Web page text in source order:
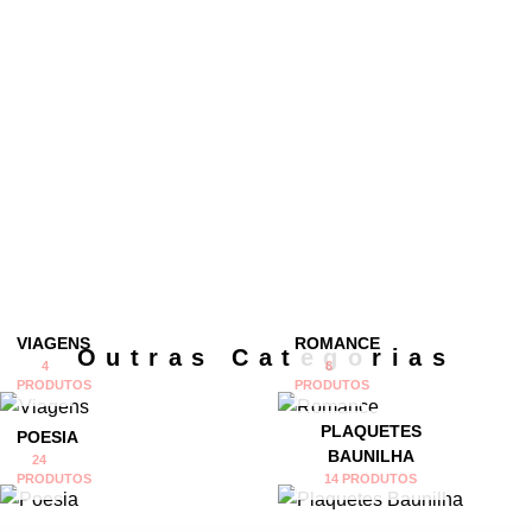
Outras Categorias
VIAGENS
4
PRODUTOS
ROMANCE
6
PRODUTOS
POESIA
24
PRODUTOS
PLAQUETES
BAUNILHA
14 PRODUTOS